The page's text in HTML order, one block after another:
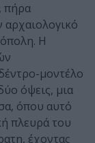
πήρα
Η
μοντέλο
όψεις, μια
όπου αυτό
πλευρά του
έχοντας